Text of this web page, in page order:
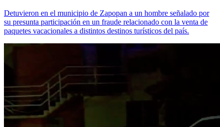
Detuvieron en el municipio de Zapopan a un hombre señalado por
su presunta participación en un fraude relacionado con la venta de
paquetes vacacionales a distintos destinos turísticos del país.